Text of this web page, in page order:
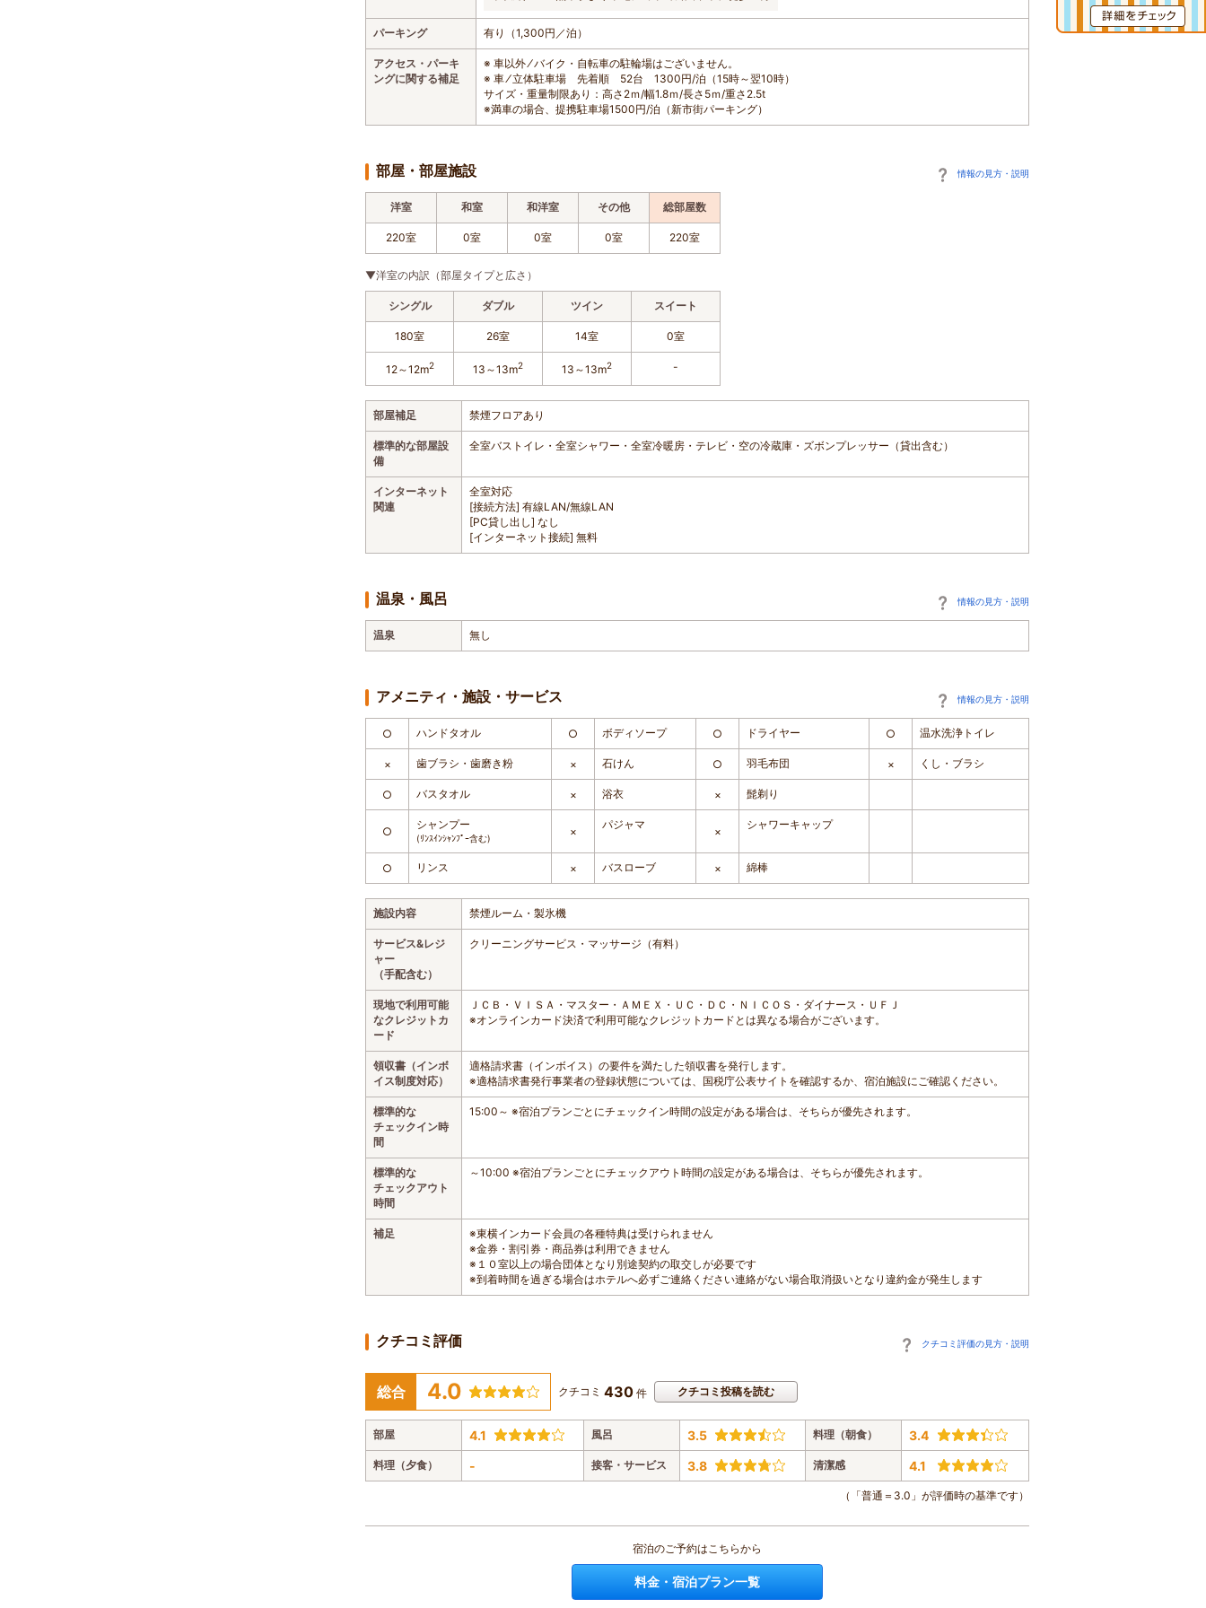
パーキング 有り（1,300円／泊）
アクセス・パーキ
ングに関する補足
※ 車以外 ⁄ バイク・自転車の駐輪場はございません。
※ 車 ⁄ 立体駐車場 先着順 52台 1300円/泊（15時～翌10時）
サイズ・重量制限あり：高さ2ｍ/幅1.8ｍ/長さ5ｍ/重さ2.5t
※満車の場合、提携駐車場1500円/泊（新市街パーキング）
部屋・部屋施設 情報の見方・説明
洋室 和室 和洋室 その他 総部屋数
220室 0室 0室 0室 220室
▼洋室の内訳（部屋タイプと広さ）
シングル ダブル ツイン スイート
180室 26室 14室 0室
12～12m2 13～13m2 13～13m2 -
部屋補足 禁煙フロアあり
標準的な部屋設
備
全室バストイレ・全室シャワー・全室冷暖房・テレビ・空の冷蔵庫・ズボンプレッサー（貸出含む）
インターネット
関連
全室対応
[接続方法] 有線LAN/無線LAN
[PC貸し出し] なし
[インターネット接続] 無料
温泉・風呂 情報の見方・説明
温泉 無し
アメニティ・施設・サービス 情報の見方・説明
○ ハンドタオル ○ ボディソープ ○ ドライヤー ○ 温水洗浄トイレ
× 歯ブラシ・歯磨き粉 × 石けん ○ 羽毛布団 × くし・ブラシ
○ バスタオル × 浴衣 × 髭剃り
○
シャンプー
(ﾘﾝｽｲﾝｼｬﾝﾌﾟｰ含む) ×
パジャマ
×
シャワーキャップ
○ リンス × バスローブ × 綿棒
施設内容 禁煙ルーム・製氷機
サービス&レジ
ャー
（手配含む）
クリーニングサービス・マッサージ（有料）
現地で利用可能
なクレジットカ
ード
ＪＣＢ・ＶＩＳＡ・マスター・ＡＭＥＸ・ＵＣ・ＤＣ・ＮＩＣＯＳ・ダイナース・ＵＦＪ
※オンラインカード決済で利用可能なクレジットカードとは異なる場合がございます。
領収書（インボ
イス制度対応）
適格請求書（インボイス）の要件を満たした領収書を発行します。
※適格請求書発行事業者の登録状態については、国税庁公表サイトを確認するか、宿泊施設にご確認ください。
標準的な
チェックイン時
間
15:00～ ※宿泊プランごとにチェックイン時間の設定がある場合は、そちらが優先されます。
標準的な
チェックアウト
時間
～10:00 ※宿泊プランごとにチェックアウト時間の設定がある場合は、そちらが優先されます。
補足
※東横インカード会員の各種特典は受けられません
※金券・割引券・商品券は利用できません
※１０室以上の場合団体となり別途契約の取交しが必要です
※到着時間を過ぎる場合はホテルへ必ずご連絡ください連絡がない場合取消扱いとなり違約金が発生します
クチコミ評価 クチコミ評価の見方・説明
総合 4.0 クチコミ 430 件 クチコミ投稿を読む
部屋 4.1 風呂 3.5 料理（朝食） 3.4
料理（夕食） - 接客・サービス 3.8 清潔感 4.1
（「普通＝3.0」が評価時の基準です）
宿泊のご予約はこちらから
料金・宿泊プラン一覧